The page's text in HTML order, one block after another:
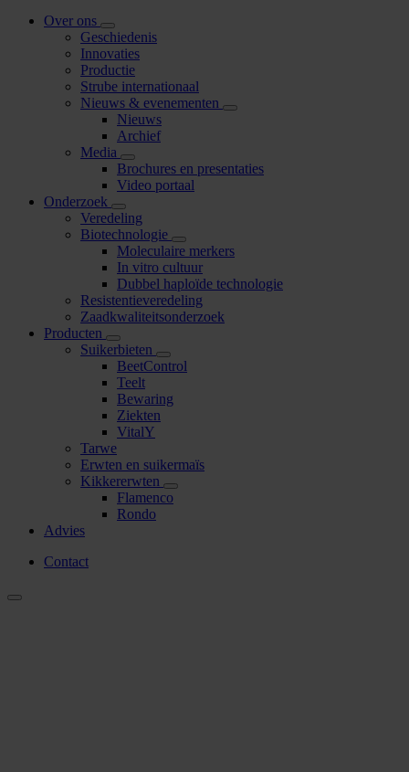
Over ons
Geschiedenis
Innovaties
Productie
Strube internationaal
Nieuws & evenementen
Nieuws
Archief
Media
Brochures en presentaties
Video portaal
Onderzoek
Veredeling
Biotechnologie
Moleculaire merkers
In vitro cultuur
Dubbel haploïde technologie
Resistentieveredeling
Zaadkwaliteitsonderzoek
Producten
Suikerbieten
BeetControl
Teelt
Bewaring
Ziekten
VitalY
Tarwe
Erwten en suikermaïs
Kikkererwten
Flamenco
Rondo
Advies
Contact